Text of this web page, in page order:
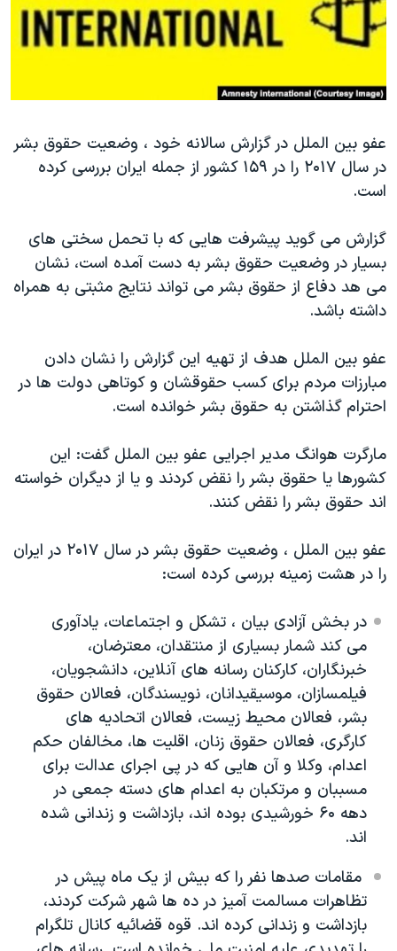
فرهنگ و زندگی
حقوق شهروندی
اسرائیل در جنگ
گالری عکس
مستندها
انتخابات ریاست جمهوری آمریکا ۲۰۲۴
ورزش زنان در ایران
اعتراضات زن، زندگی، آزادی
تریبونال مردمی آبان ۹۸
دادگاه حمید نوری
چهل سال گروگان‌گیری
اعتراضات مردمی آبان ۹۸
اسرائیل در جنگ
همایش محافظه‌کاران آمریکا «سی‌پک»
صفحه‌های ویژه
دنبال کنید
زبانهای مختلف
عفو بین الملل در گزارش سالانه خود ، وضعیت حقوق بشر
در سال ۲۰۱۷ را در ۱۵۹ کشور از جمله ایران بررسی کرده
است.
گزارش می گوید پیشرفت هایی که با تحمل سختی های
بسیار در وضعیت حقوق بشر به دست آمده است، نشان
می هد دفاع از حقوق بشر می تواند نتایج مثبتی به همراه
داشته باشد.
عفو بین الملل هدف از تهیه این گزارش را نشان دادن
مبارزات مردم برای کسب حقوقشان و کوتاهی دولت ها در
احترام گذاشتن به حقوق بشر خوانده است.
مارگرت هوانگ مدیر اجرایی عفو بین الملل گفت: این
کشورها یا حقوق بشر را نقض کردند و یا از دیگران خواسته
اند حقوق بشر را نقض کنند.
عفو بین الملل ، وضعیت حقوق بشر در سال ۲۰۱۷ در ایران
را در هشت زمینه بررسی کرده است:
در بخش آزادی بیان ، تشکل و اجتماعات، یادآوری
می کند شمار بسیاری از منتقدان، معترضان،
خبرنگاران، کارکنان رسانه های آنلاین، دانشجویان،
فیلمسازان، موسیقیدانان، نویسندگان، فعالان حقوق
بشر، فعالان محیط زیست، فعالان اتحادیه های
کارگری، فعالان حقوق زنان، اقلیت ها، مخالفان حکم
اعدام، وکلا و آن هایی که در پی اجرای عدالت برای
مسببان و مرتکبان به اعدام های دسته جمعی در
دهه ۶۰ خورشیدی بوده اند، بازداشت و زندانی شده
اند.
مقامات صدها نفر را که بیش از یک ماه پیش در
تظاهرات مسالمت آمیز در ده ها شهر شرکت کردند،
بازداشت و زندانی کرده اند. قوه قضائیه کانال تلگرام